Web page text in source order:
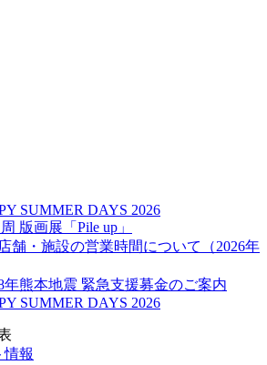
SUMMER DAYS 2026
版画展「Pile up」
舗・施設の営業時間について（2026年
年熊本地震 緊急支援募金のご案内
SUMMER DAYS 2026
情報